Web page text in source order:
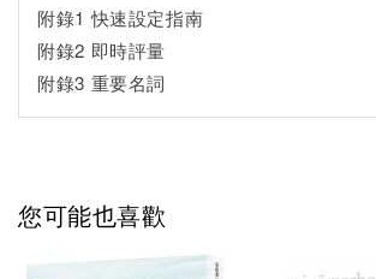
附錄1 快速設定指南
附錄2 即時評量
附錄3 重要名詞
您可能也喜歡